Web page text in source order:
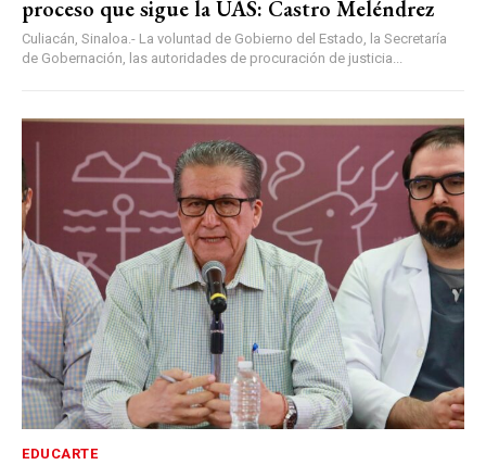
proceso que sigue la UAS: Castro Meléndrez
Culiacán, Sinaloa.- La voluntad de Gobierno del Estado, la Secretaría
de Gobernación, las autoridades de procuración de justicia...
EDUCARTE